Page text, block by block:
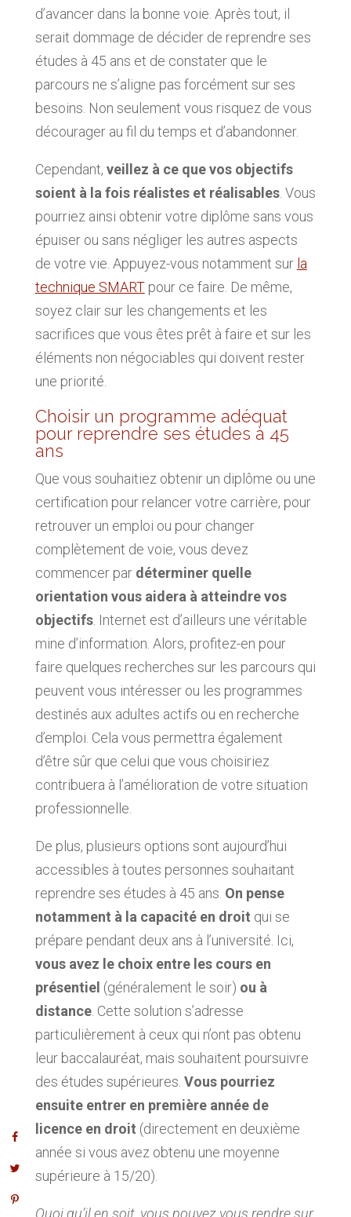
d’avancer dans la bonne voie. Après tout, il
serait dommage de décider de reprendre ses
études à 45 ans et de constater que le
parcours ne s’aligne pas forcément sur ses
besoins. Non seulement vous risquez de vous
décourager au fil du temps et d’abandonner.
Cependant, veillez à ce que vos objectifs
soient à la fois réalistes et réalisables. Vous
pourriez ainsi obtenir votre diplôme sans vous
épuiser ou sans négliger les autres aspects
de votre vie. Appuyez-vous notamment sur la
technique SMARTpour ce faire. De même,
soyez clair sur les changements et les
sacrifices que vous êtes prêt à faire et sur les
éléments non négociables qui doivent rester
une priorité.
Choisir un programme adéquat
pour reprendre ses études à 45
ans
Que vous souhaitiez obtenir un diplôme ou une
certification pour relancer votre carrière, pour
retrouver un emploi ou pour changer
complètement de voie, vous devez
commencer pardéterminer quelle
orientation vous aidera à atteindre vos
objectifs. Internet est d’ailleurs une véritable
mine d’information. Alors, profitez-en pour
faire quelques recherches sur les parcours qui
peuvent vous intéresser ou les programmes
destinés aux adultes actifs ou en recherche
d’emploi. Cela vous permettra également
d’être sûr que celui que vous choisiriez
contribuera à l’amélioration de votre situation
professionnelle.
De plus, plusieurs options sont aujourd’hui
accessibles à toutes personnes souhaitant
reprendre ses études à 45 ans. On pense
notamment à la capacité en droit qui se
prépare pendant deux ans à l’université. Ici,
vous avez le choix entre les cours en
présentiel (généralement le soir) ou à
distance. Cette solution s’adresse
particulièrement à ceux qui n’ont pas obtenu
leur baccalauréat, mais souhaitent poursuivre
des études supérieures. Vous pourriez
ensuite entrer en première année de
licence en droit (directement en deuxième
année si vous avez obtenu une moyenne
supérieure à 15/20).